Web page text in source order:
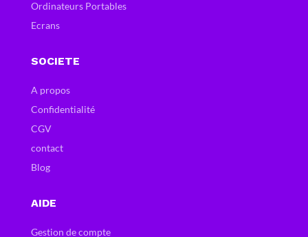
Ordinateurs Portables
Ecrans
SOCIETE
A propos
Confidentialité
CGV
contact
Blog
AIDE
Gestion de compte